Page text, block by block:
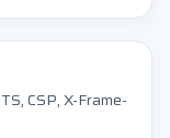
CSP, X-Frame-